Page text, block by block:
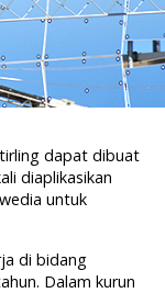
dapat dibuat
diaplikasikan
untuk
di bidang
Dalam kurun